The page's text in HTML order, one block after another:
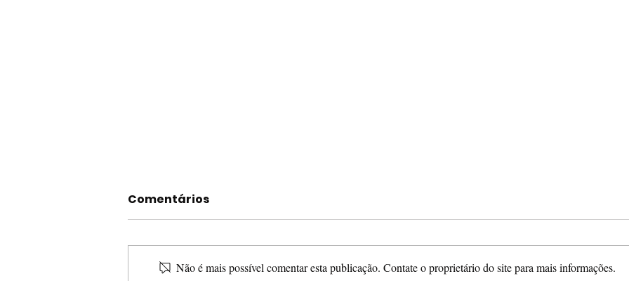
Comentários
Não é mais possível comentar esta publicação. Contate o proprietário do site para mais informações.